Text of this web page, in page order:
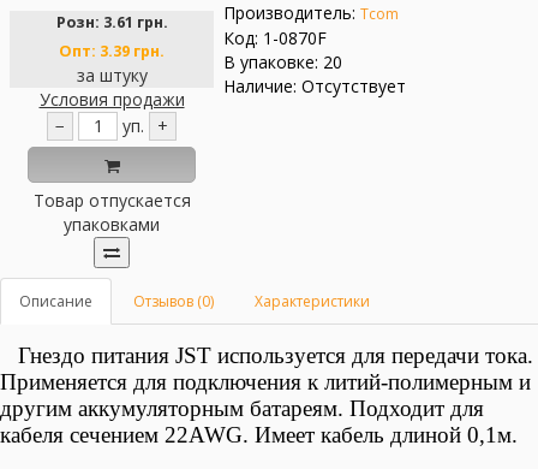
Розн: 3.61 грн.
Опт: 3.39 грн.
за штуку
Условия продажи
−
уп. +
Товар отпускается
упаковками
Производитель: Tcom
Код: 1-0870F
В упаковке: 20
Наличие: Отсутствует
Описание Отзывов (0) Характеристики
Гнездо питания JST используется для передачи тока.
Применяется для подключения к литий-полимерным и
другим аккумуляторным батареям. Подходит для
кабеля сечением 22AWG. Имеет кабель длиной 0,1м.